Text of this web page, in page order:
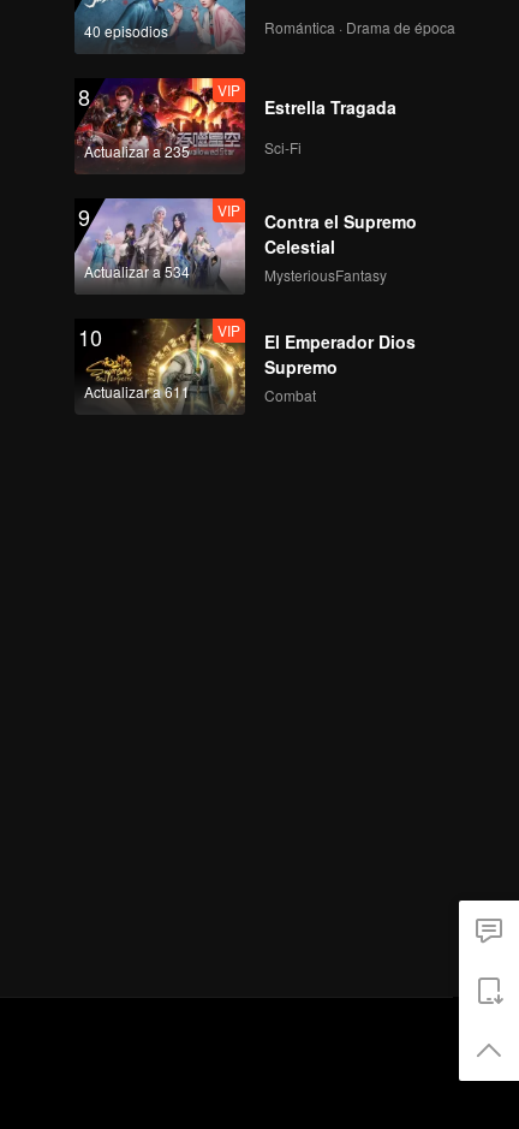
40 episodios Romántica · Drama de época
8
Actualizar a 235
VIP
Estrella Tragada
Sci-Fi
9
Actualizar a 534
VIP
Contra el Supremo
Celestial
MysteriousFantasy
10
Actualizar a 611
VIP
El Emperador Dios
Supremo
Combat